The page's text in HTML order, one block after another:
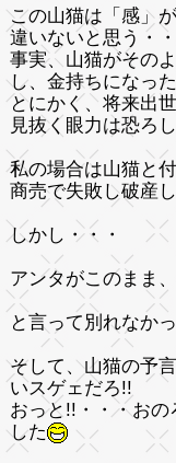
この山猫は 「感」
違いないと思う・・
事実、山猫がその
し、金持ちになった
とにかく、将来出
見抜く眼力は恐ろ
私の場合は山猫と
商売で失敗し破産し
しかし・・・
アンタがこのまま
と言って別れなか
そして、山猫の予
いスゲェだろ!!
おっと!! ・・・お
した